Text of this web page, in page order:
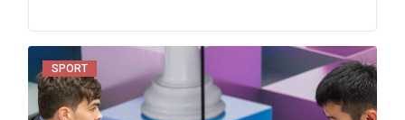
SPORT